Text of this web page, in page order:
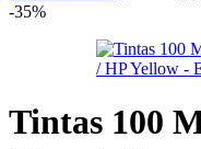
-35%
Tintas 100